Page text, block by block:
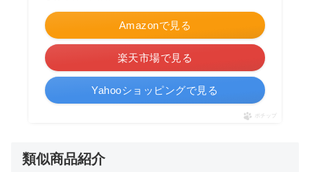
Amazonで見る
楽天市場で見る
Yahooショッピングで見る
ポチップ
類似商品紹介